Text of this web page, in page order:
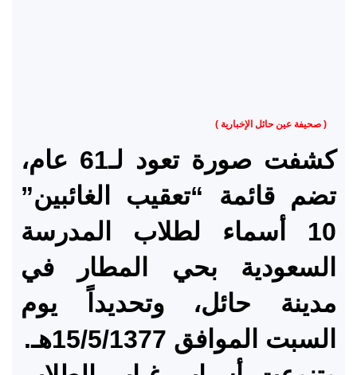
( صحيفة عين حائل الإخبارية )
كشفت صورة تعود لـ61 عام،
تضم قائمة “تعقيب الغائبين”
10 أسماء لطلاب المدرسة
السعودية بحي المطار في
مدينة حائل، وتحديداً يوم
السبت الموافق 15/5/1377هـ.